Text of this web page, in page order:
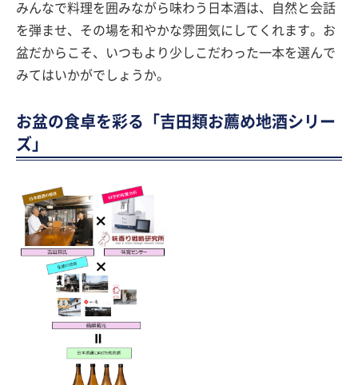
みんなで料理を囲みながら味わう日本酒は、自然と会話
を弾ませ、その場を和やかな雰囲気にしてくれます。お
盆だからこそ、いつもより少しこだわった一本を選んで
みてはいかがでしょうか。
お盆の食卓を彩る「吉田類お薦め地酒シリー
ズ」